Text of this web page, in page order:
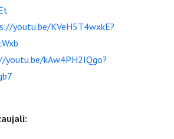
youtu.be/KVeH5T4wxkE?
kAw4PH2IQgo?